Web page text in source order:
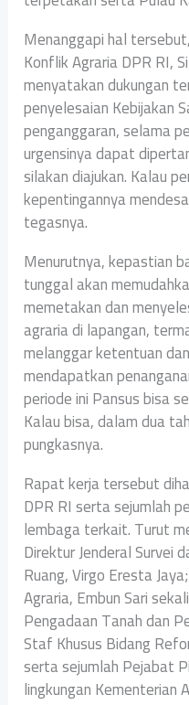
Menanggapi hal
Konflik Agraria DPR RI,
menyatakan dukungan
penyelesaian Kebijakan
penganggaran, selama
urgensinya dapat
silakan diajukan. Kalau
kepentingannya
tegasnya.
Menurutnya, kepastian
tunggal akan
memetakan dan
agraria di lapangan,
melanggar ketentuan
mendapatkan
periode ini Pansus bisa
Kalau bisa, dalam dua
pungkasnya.
Rapat kerja tersebut
DPR RI serta sejumlah
lembaga terkait. Turut
Direktur Jenderal Survei
Ruang, Virgo Eresta
Agraria, Embun Sari
Pengadaan Tanah dan
Staf Khusus Bidang
serta sejumlah Pejabat
lingkungan Kementerian